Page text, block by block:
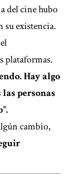
del cine hubo
su existencia.
plataformas.
Hay algo
personas
cambio,